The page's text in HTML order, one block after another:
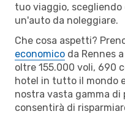
tuo viaggio,
un'auto da noleggiare.
Che cosa aspetti?
economico da Rennes
oltre 155.000 voli, 690
hotel in tutto il mondo
nostra vasta gamma
consentirà di